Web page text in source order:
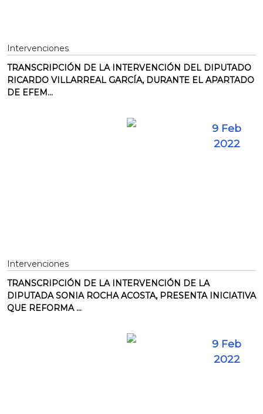
Intervenciones
TRANSCRIPCIÓN DE LA INTERVENCIÓN DEL DIPUTADO
RICARDO VILLARREAL GARCÍA, DURANTE EL APARTADO
DE EFEM...
9 Feb
2022
Intervenciones
TRANSCRIPCIÓN DE LA INTERVENCIÓN DE LA
DIPUTADA SONIA ROCHA ACOSTA, PRESENTA INICIATIVA
QUE REFORMA ...
9 Feb
2022